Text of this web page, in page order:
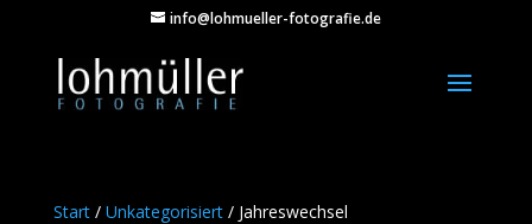
info@lohmueller-fotografie.de
Start/ Unkategorisiert/ Jahreswechsel